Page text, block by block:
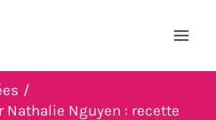
Nathalie Nguyen : recette